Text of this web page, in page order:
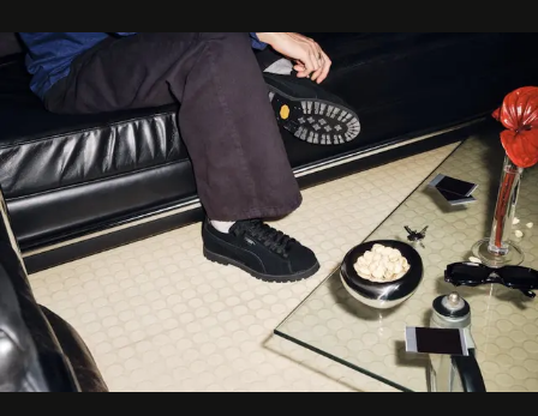
y la filosofía detrás de la propuesta.